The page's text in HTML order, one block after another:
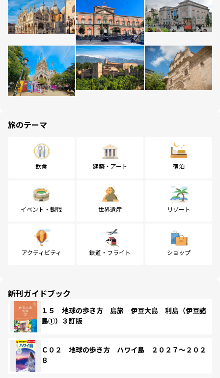
旅のテーマ
飲食 建築・アート 宿泊
イベント・観戦 世界遺産 リゾート
アクティビティ 鉄道・フライト ショップ
新刊ガイドブック
１５ 地球の歩き方 島旅 伊豆大島 利島（伊豆諸
島①）３訂版
Ｃ０２ 地球の歩き方 ハワイ島 ２０２７～２０２
８